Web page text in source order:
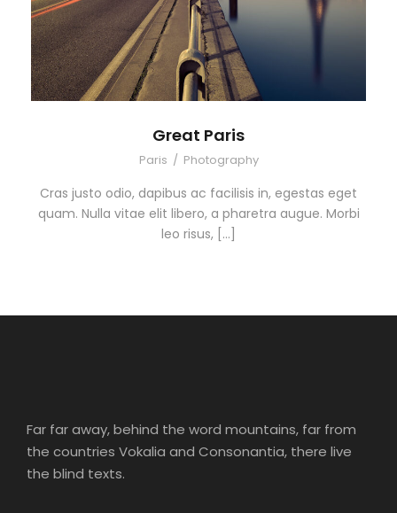
Great Paris
Paris / Photography
Cras justo odio, dapibus ac facilisis in, egestas eget
quam. Nulla vitae elit libero, a pharetra augue. Morbi
leo risus, […]
Far far away, behind the word mountains, far from
the countries Vokalia and Consonantia, there live
the blind texts.